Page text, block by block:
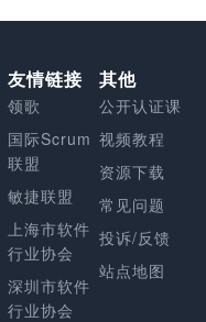
友情链接
领歌
国际Scrum
联盟
敏捷联盟
上海市软件
行业协会
深圳市软件
行业协会
其他
公开认证课
视频教程
资源下载
常见问题
投诉/反馈
站点地图